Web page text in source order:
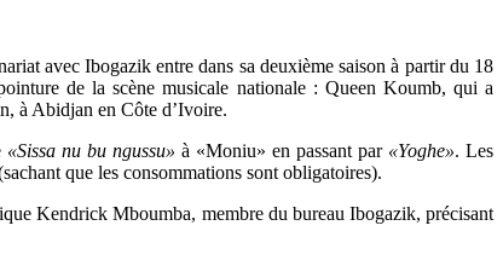
avec Ibogazik entre dans sa deuxième saison à partir du 18
de la scène musicale nationale : Queen Koumb, qui a
à Abidjan en Côte d’Ivoire.
«Sissa nu bu ngussu» à «Moniu» en passant par «Yoghe». Les
que les consommations sont obligatoires).
Kendrick Mboumba, membre du bureau Ibogazik, précisant